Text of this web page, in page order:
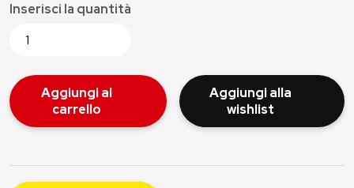
Inserisci la quantità
Aggiungi al
carrello
Aggiungi alla
wishlist